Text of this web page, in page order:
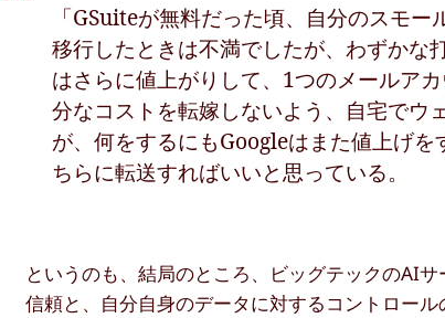
「GSuiteが無料だった頃、自分のスモ
移行したときは不満でしたが、わずか
はさらに値上がりして、1つのメールア
分なコストを転嫁しないよう、自宅でウ
が、何をするにもGoogleはまた値上げ
ちらに転送すればいいと思っている。
というのも、結局のところ、ビッグテックのAI
信頼と、自分自身のデータに対するコントロー